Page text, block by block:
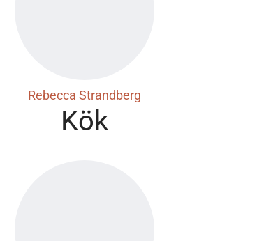
Rebecca Strandberg
Kök